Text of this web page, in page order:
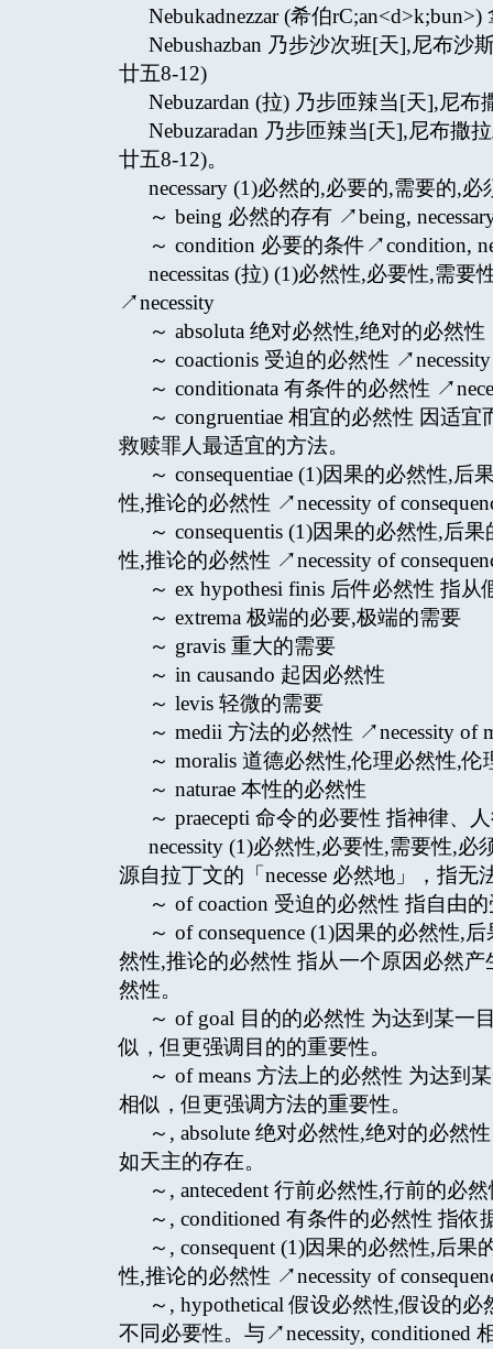
Nebukadnezzar (希伯
Nebushazban 乃步沙次班[天],尼布
廿五8-12)
Nebuzardan (拉) 乃步匝辣当[天],尼布
Nebuzaradan 乃步匝辣当[天],尼布撒
廿五8-12)。
necessary (1)必然的,必要的,需要的,
～ being 必然的存有 ↗being,
～ condition 必要的条件↗condition,
necessitas (拉) (1)必然性,必要性,需
↗necessity
～ absoluta 绝对必然性,绝对的必然性
～ coactionis 受迫的必然性
～ conditionata 有条件的必然性
～ congruentiae 相宜的必然性 因适
救赎罪人最适宜的方法。
～ consequentiae (1)因果的必然性,
性,推论的必然性 ↗necessity of
～ consequentis (1)因果的必然性,后
性,推论的必然性 ↗necessity of
～ ex hypothesi finis 后件必然性 指
～ extrema 极端的必要,极端的需要
～ gravis 重大的需要
～ in causando 起因必然性
～ levis 轻微的需要
～ medii 方法的必然性 ↗necessity of
～ moralis 道德必然性,伦理必然性,
～ naturae 本性的必然性
～ praecepti 命令的必要性 指神律、
necessity (1)必然性,必要性,需要性,
源自拉丁文的「necesse 必然地」，指
～ of coaction 受迫的必然性 指自由
～ of consequence (1)因果的必然性,
然性,推论的必然性 指从一个原因必然
然性。
～ of goal 目的的必然性 为达到某一
似，但更强调目的的重要性。
～ of means 方法上的必然性 为达到
相似，但更强调方法的重要性。
～, absolute 绝对必然性,绝对的必然
如天主的存在。
～, antecedent 行前必然性,行前的必
～, conditioned 有条件的必然性 指
～, consequent (1)因果的必然性,后
性,推论的必然性 ↗necessity of
～, hypothetical 假设必然性,假设的
不同必要性。与↗necessity, conditioned